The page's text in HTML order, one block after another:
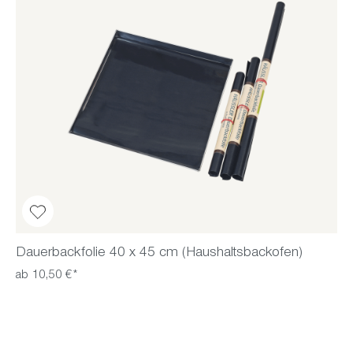
Dauerbackfolie 40 x 45 cm (Haushaltsbackofen)
ab 10,50 €*